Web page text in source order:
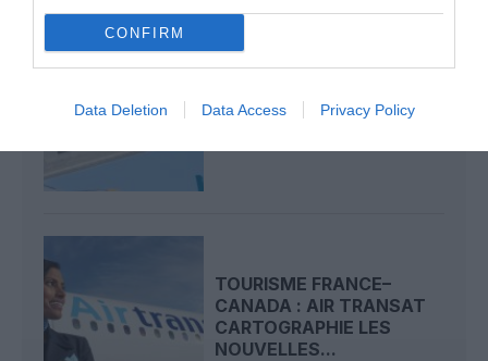
CONFIRM
Data Deletion Data Access Privacy Policy
DE MONTRÉAL À AGADIR,
TOURISME FRANCE–
CANADA : AIR TRANSAT
CARTOGRAPHIE LES
NOUVELLES...